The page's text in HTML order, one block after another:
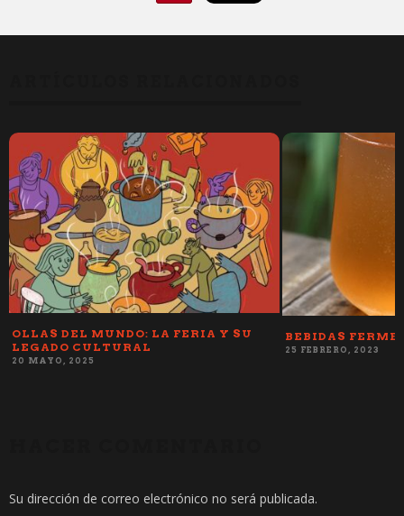
OLLAS DEL MUNDO: LA FERIA Y SU
LEGADO CULTURAL
20 MAYO, 2025
BEBIDAS
25 FEBRERO, 2023
Su dirección de correo electrónico no será publicada.